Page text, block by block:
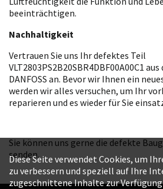
beeinträchtigen.
Nachhaltigkeit
Vertrauen Sie uns Ihr defektes Teil
VLT2803PS2B20SBR4DBF00A00C1
DANFOSS an. Bevor wir Ihnen ein
werden wir alles versuchen, um Ihr
reparieren und es wieder für Sie
Sie können uns gerne die defekte
senden.
Diese Seite verwendet Cookies, um
zu verbessern und speziell auf Ihre
zugeschnittene Inhalte zur